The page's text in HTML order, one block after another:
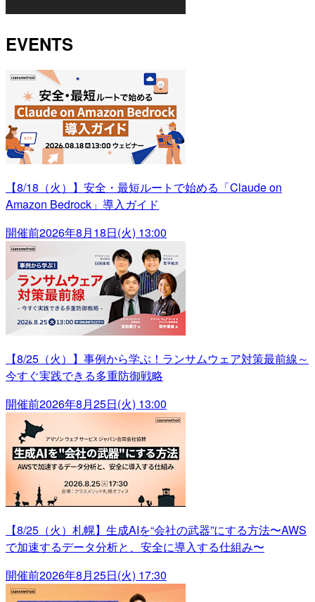
EVENTS
【8/18（火）】安全・最短ルートで始める「Claude on
Amazon Bedrock」導入ガイド
開催前2026年8月18日(火) 13:00
【8/25（火）】事例から学ぶ！ランサムウェア対策最前線～
今すぐ実践できる多重防御戦略
開催前2026年8月25日(火) 13:00
【8/25（火）札幌】生成AIを“会社の武器”にする方法〜AWS
で加速するデータ分析と、安全に導入する仕組み〜
開催前2026年8月25日(火) 17:30